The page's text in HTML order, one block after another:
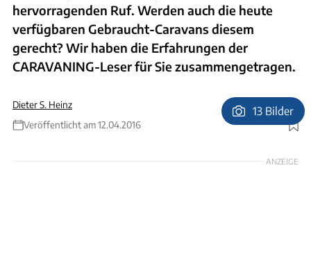
hervorragenden Ruf. Werden auch die heute
verfügbaren Gebraucht-Caravans diesem
gerecht? Wir haben die Erfahrungen der
CARAVANING-Leser für Sie zusammengetragen.
Dieter S. Heinz
Veröffentlicht am 12.04.2016
Foto: CARAVANING-Archiv
13 Bilder
ANZEIGE